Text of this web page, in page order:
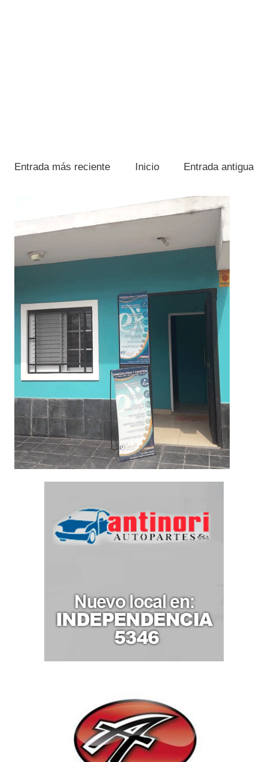
Entrada más reciente Entrada antigua
Inicio